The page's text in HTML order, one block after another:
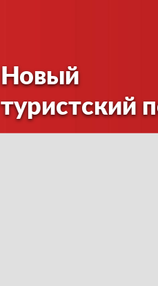
Новый
туристский